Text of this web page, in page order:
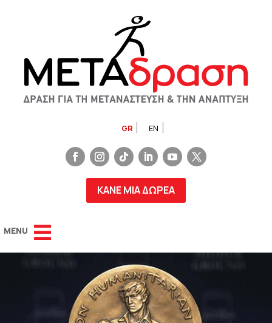
GR EN
ΚΑΝΕ ΜΙΑ ΔΩΡΕΑ